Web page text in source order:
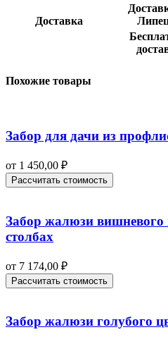
Доставка
Похожие товары
Забор для дачи из
от 1 450,00 ₽
Рассчитать стоимость
Забор жалюзи
столбах
от 7 174,00 ₽
Рассчитать стоимость
Забор жалюзи голубого